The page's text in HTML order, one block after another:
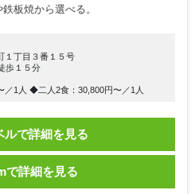
板焼から選べる。
１丁目３番１５号
歩１５分
1人 ◆二人2食：30,800円〜／1人
ルで詳細を見る
で詳細を見る